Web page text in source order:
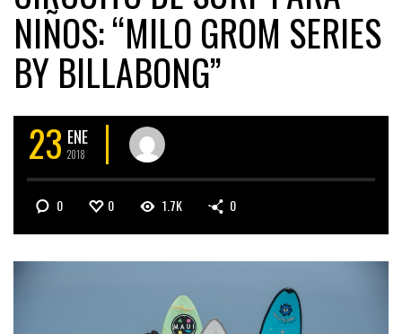
NIÑOS: “MILO GROM SERIES
BY BILLABONG”
23 ENE
2018
0 0 1.7K 0